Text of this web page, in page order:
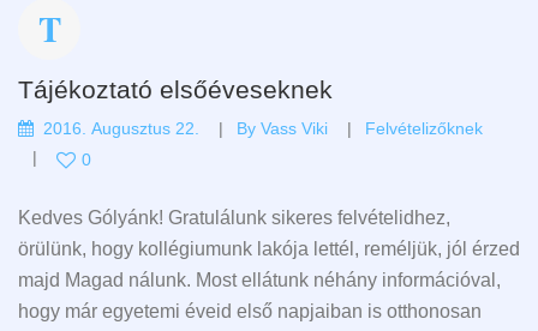
Tájékoztató elsőéveseknek
2016. Augusztus 22. By Vass Viki
Felvételizőknek
0
Kedves Gólyánk! Gratulálunk sikeres felvételidhez,
örülünk, hogy kollégiumunk lakója lettél, reméljük, jól érzed
majd Magad nálunk. Most ellátunk néhány információval,
hogy már egyetemi éveid első napjaiban is otthonosan